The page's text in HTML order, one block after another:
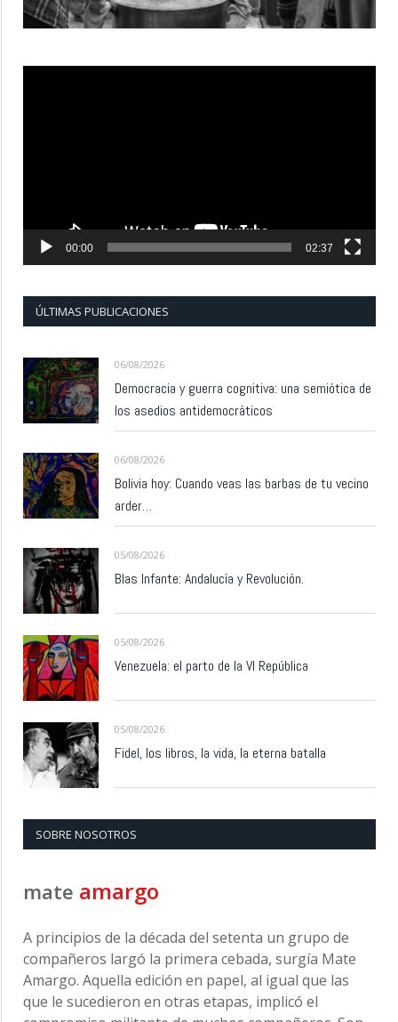
00:00 02:37
ÚLTIMAS PUBLICACIONES
06/08/2026
Democracia y guerra cognitiva: una semiótica de
los asedios antidemocráticos
06/08/2026
Bolivia hoy: Cuando veas las barbas de tu vecino
arder…
05/08/2026
Blas Infante: Andalucía y Revolución.
05/08/2026
Venezuela: el parto de la VI República
05/08/2026
Fidel, los libros, la vida, la eterna batalla
SOBRE NOSOTROS
mate amargo
A principios de la década del setenta un grupo de
compañeros largó la primera cebada, surgía Mate
Amargo. Aquella edición en papel, al igual que las
que le sucedieron en otras etapas, implicó el